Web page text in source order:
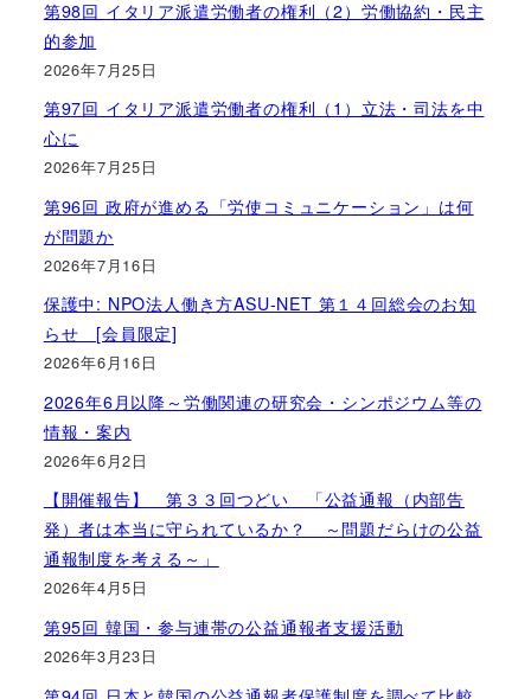
第98回 イタリア派遣労働者の権利（2）労働協約・民主
的参加
2026年7月25日
第97回 イタリア派遣労働者の権利（1）立法・司法を中
心に
2026年7月25日
第96回 政府が進める「労使コミュニケーション」は何
が問題か
2026年7月16日
保護中: NPO法人働き方ASU-NET 第１４回総会のお知
らせ [会員限定]
2026年6月16日
2026年6月以降～労働関連の研究会・シンポジウム等の
情報・案内
2026年6月2日
【開催報告】 第３３回つどい 「公益通報（内部告
発）者は本当に守られているか？ ～問題だらけの公益
通報制度を考える～」
2026年4月5日
第95回 韓国・参与連帯の公益通報者支援活動
2026年3月23日